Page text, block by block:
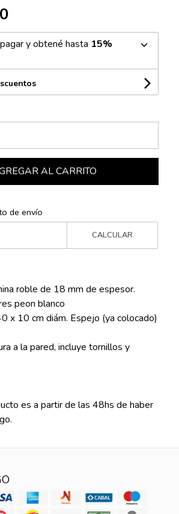
y obtené hasta 15%
AL CARRITO
de envío
CALCULAR
roble de 18 mm de espesor.
peon blanco
x 10 cm diám. Espejo (ya colocado)
a la pared, incluye tornillos y
es a partir de las 48hs de haber